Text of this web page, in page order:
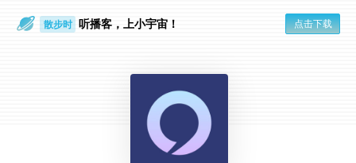
散步时 听播客，上小宇宙！ 点击下载